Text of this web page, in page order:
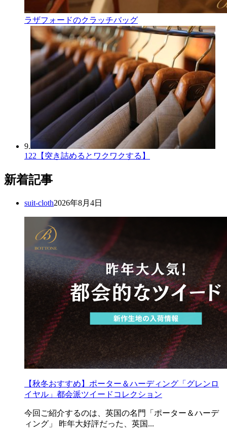
ラザフォードのクラッチバッグ
9.
122【突き詰めるとワクワクする】
新着記事
suit-cloth2026年8月4日
【秋冬おすすめ】ポーター＆ハーディング「グレンロ
イヤル」都会派ツイードコレクション
今回ご紹介するのは、英国の名門「ポーター＆ハーデ
ィング」 昨年大好評だった、英国...